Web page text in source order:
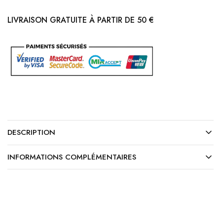
LIVRAISON GRATUITE À PARTIR DE 50 €
DESCRIPTION
INFORMATIONS COMPLÉMENTAIRES